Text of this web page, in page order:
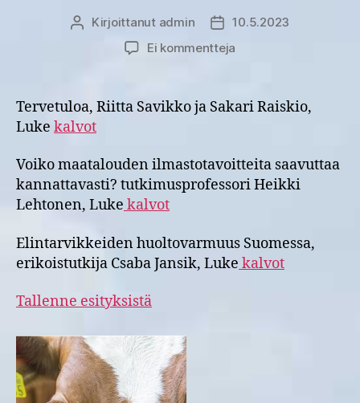
Kirjoittaja
Kirjoittanut admin Julkaisupäivämäärä
10.5.2023
Ei kommentteja
ilmastotreffien
Tervetuloa, Riitta Savikko ja Sakari Raiskio,
Luke kalvot
Voiko maatalouden ilmastotavoitteita saavuttaa
kannattavasti? tutkimusprofessori Heikki
Lehtonen, Luke kalvot
Elintarvikkeiden huoltovarmuus Suomessa,
erikoistutkija Csaba Jansik, Luke kalvot
Tallenne esityksistä